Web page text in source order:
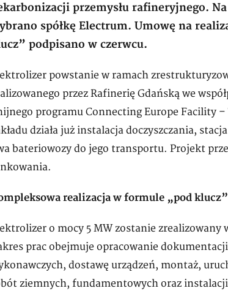
przemysłu rafineryjnego.
spółkę Electrum. Umowę na
podpisano w czerwcu.
powstanie w ramach
przez Rafinerię Gdańską we
programu Connecting Europe Facility
działa już instalacja doczyszczania,
bateriowozy do jego transportu. Projekt
realizacja w formule „pod klucz”
o mocy 5 MW zostanie zrealizowany
prac obejmuje opracowanie
dostawę urządzeń, montaż,
ziemnych, fundamentowych oraz